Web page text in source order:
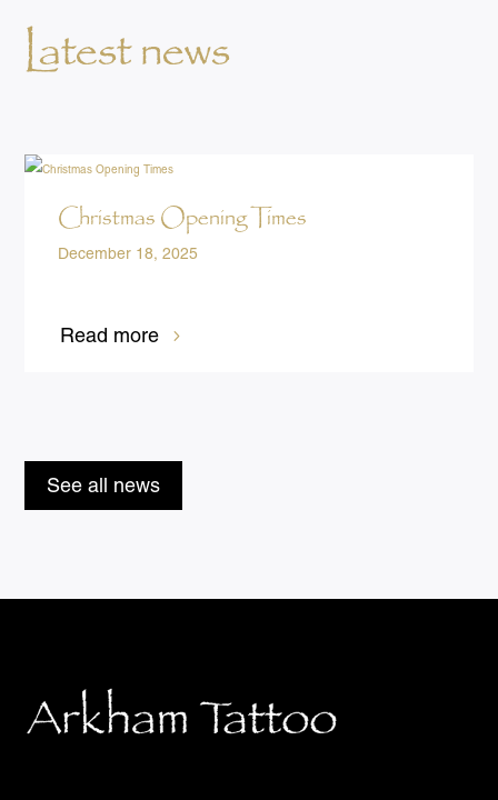
Latest news
Christmas Opening Times
December 18, 2025
Read more
See all news